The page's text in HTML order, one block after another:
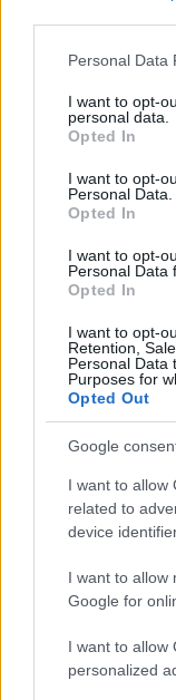
Please note that
not limited to your
grant or deny
use your data for
consent section.
Personal Data
I want to opt-
personal data.
Opted In
I want to opt-
Personal Data.
Opted In
I want to opt-
Personal Data
Opted In
I want to opt-
Retention,
Personal Data
Purposes for
Opted Out
Google
I want to allow
related to
device
I want to allow
Google for
I want to allow
personalized
Διαβάζονται
Η χώρα που
της μέχρι το
Ακαθάριστα
ιδιοκτήτης
δήμοι και
Η επίθεση
έναρξη μιας
TAGS:
BEST OF